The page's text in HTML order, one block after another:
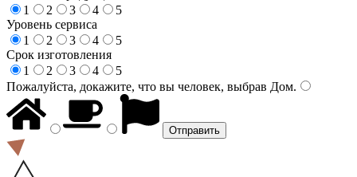
1
2 3 4
5
Уровень сервиса
1
2 3 4
5
Срок изготовления
1
2 3 4
5
Пожалуйста, докажите, что вы человек, выбрав Дом.